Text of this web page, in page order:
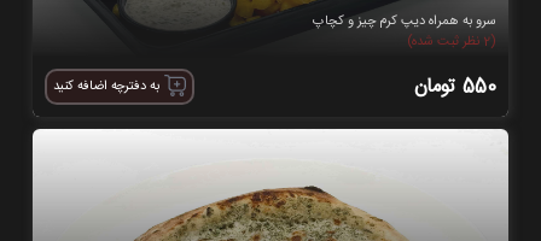
سرو به همراه دیپ کرم چیز و کچاپ
(2 نظر ثبت شده)
550 تومان به دفترچه اضافه کنید